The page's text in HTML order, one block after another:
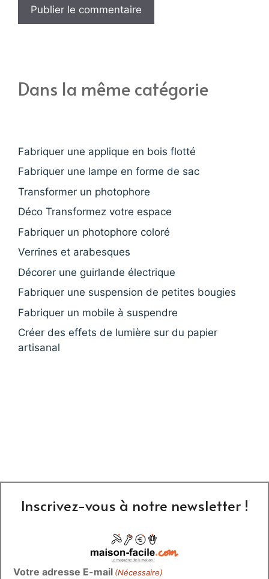
Dans la même catégorie
Fabriquer une applique en bois flotté
Fabriquer une lampe en forme de sac
Transformer un photophore
Déco Transformez votre espace
Fabriquer un photophore coloré
Verrines et arabesques
Décorer une guirlande électrique
Fabriquer une suspension de petites bougies
Fabriquer un mobile à suspendre
Créer des effets de lumière sur du papier
artisanal
Inscrivez-vous à notre newsletter !
Votre adresse E-mail (Nécessaire)